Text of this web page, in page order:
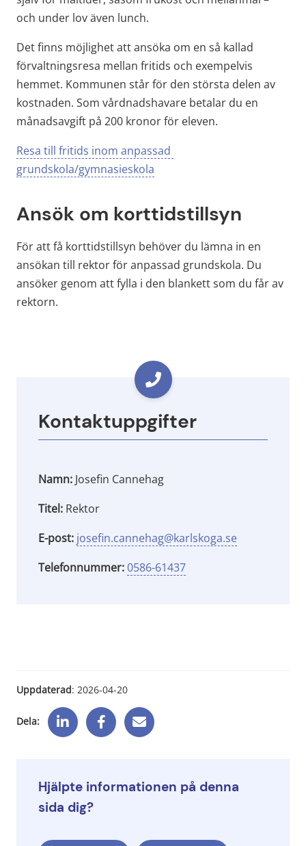
och under lov även lunch.
Det finns möjlighet att ansöka om en så kallad
förvaltningsresa mellan fritids och exempelvis
hemmet. Kommunen står för den största delen av
kostnaden. Som vårdnadshavare betalar du en
månadsavgift på 200 kronor för eleven.
Resa till fritids inom anpassad
grundskola/gymnasieskola
Ansök om korttidstillsyn
För att få korttidstillsyn behöver du lämna in en
ansökan till rektor för anpassad grundskola. Du
ansöker genom att fylla i den blankett som du får av
rektorn.
Kontaktuppgifter
Namn: Josefin Cannehag
Titel: Rektor
E-post: josefin.cannehag@karlskoga.se
Telefonnummer:0586-61437
Uppdaterad: 2026-04-20
Dela:
Hjälpte informationen på denna
sida dig?